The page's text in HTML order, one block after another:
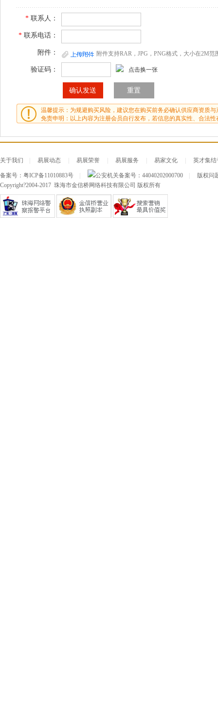
* 联系人：
* 联系电话：
附件： 附件支持RAR，JPG，PNG格式，大小在2M范
验证码： 点击换一张
温馨提示：为规避购买风险，建议您在购买前务必确认供应商资质与
免责申明：以上内容为注册会员自行发布，若信息的真实性、合法性
关于我们 易展动态 易展荣誉 易展服务 易家文化 英才集结
备案号： 粤ICP备11010883号 公安机关备案号： 44040202000700
版权问
Copyright?2004-2017 珠海市金信桥网络科技有限公司 版权所有